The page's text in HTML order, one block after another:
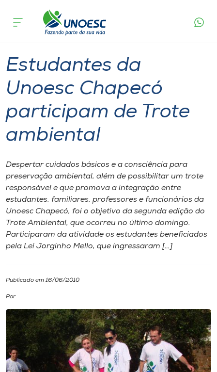
Cursos
Pesquisa
Atendimento ao Estudante
Portal de Ensino
A
Unoesc
Internacionalização
I.nova
Cultura
CPA
Biblioteca
acontece
Estudantes da
Unoesc Chapecó
participam de Trote
ambiental
Despertar cuidados básicos e a consciência para
preservação ambiental, além de possibilitar um trote
responsável e que promova a integração entre
estudantes, familiares, professores e funcionários da
Unoesc Chapecó, foi o objetivo da segunda edição do
Trote Ambiental, que ocorreu no último domingo.
Participaram da atividade os estudantes beneficiados
pela Lei Jorginho Mello, que ingressaram […]
Publicado em 16/06/2010
Por